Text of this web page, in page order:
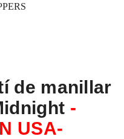
de manillar
-
USA-